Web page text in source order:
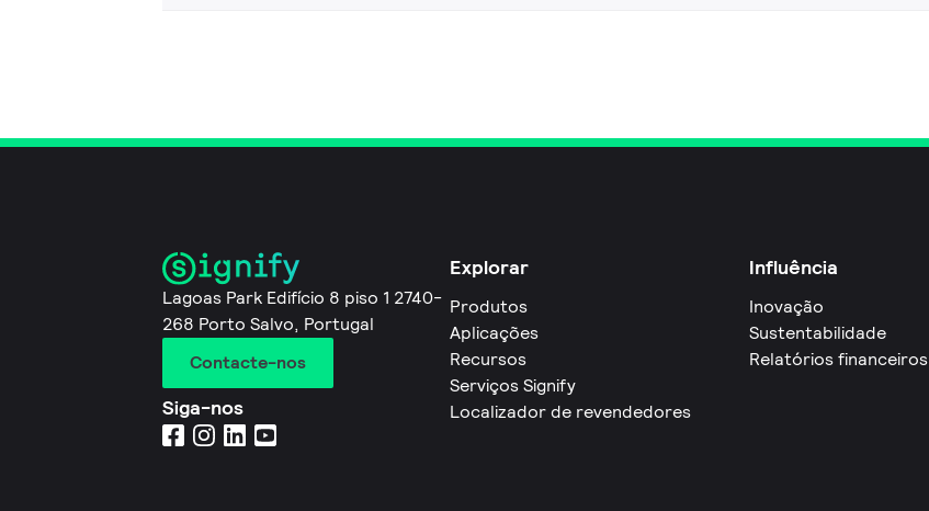
Lagoas Park Edifício 8 piso 1 2740-
268 Porto Salvo, Portugal
Contacte-nos
Siga-nos
Explorar
Produtos
Aplicações
Recursos
Serviços Signify
Localizador de revendedores
Influência
Inovação
Sustentabilidade
Relatórios financeiros